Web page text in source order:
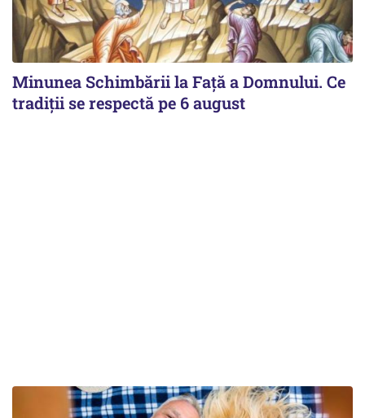
Minunea Schimbării la Față a Domnului. Ce
tradiții se respectă pe 6 august